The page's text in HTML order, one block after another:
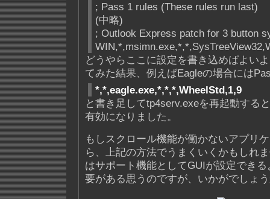
; Pass 1 rules (These rules run last)
(中略)
; Outlook Express patch for 3 button
どうやらここに設定を書き込めばよい
てみた結果、例えばEagleの場合には
*,*,eagle.exe,*,*,*,WheelStd,1,9
と書き足してtp4serv.exeを再起動する
有効になりました。
もしスクロール機能が働かないアプリ
ら、上記の方法でうまくいくかもしれ
はサポート機能としてGUIが設定でき
要がある思うのですが、いかがでしょ